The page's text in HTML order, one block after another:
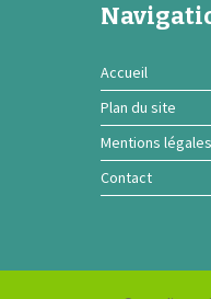
Accueil
Plan du site
Mentions légales
Contact